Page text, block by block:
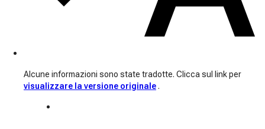
Alcune informazioni sono state tradotte. Clicca sul link per
visualizzare la versione originale .